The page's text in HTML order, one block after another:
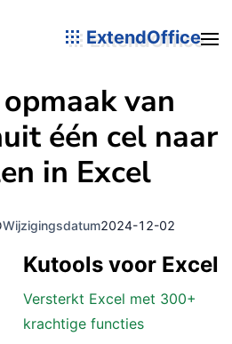
ExtendOffice
van
één cel naar
in Excel
Wijzigingsdatum2024-12-02
Kutools voor Excel
Versterkt Excel met 300+
krachtige functies